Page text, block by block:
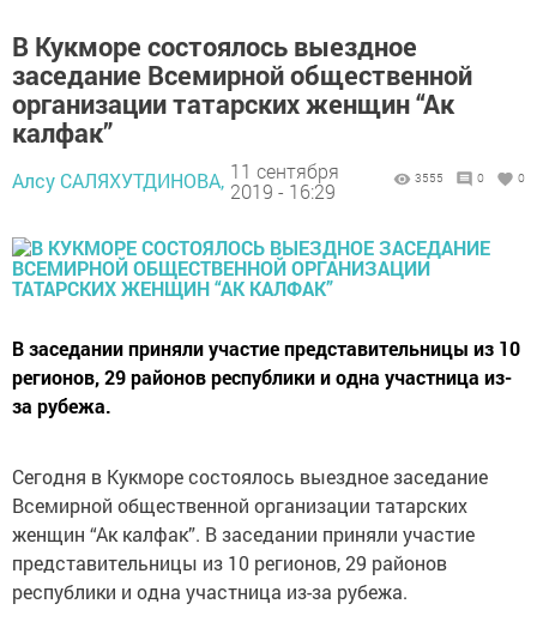
В Кукморе состоялось выездное
заседание Всемирной общественной
организации татарских женщин “Ак
калфак”
Алсу САЛЯХУТДИНОВА, 11 сентября
2019 - 16:29
3555 0 0
В заседании приняли участие представительницы из 10
регионов, 29 районов республики и одна участница из-
за рубежа.
Сегодня в Кукморе состоялось выездное заседание
Всемирной общественной организации татарских
женщин “Ак калфак”. В заседании приняли участие
представительницы из 10 регионов, 29 районов
республики и одна участница из-за рубежа.